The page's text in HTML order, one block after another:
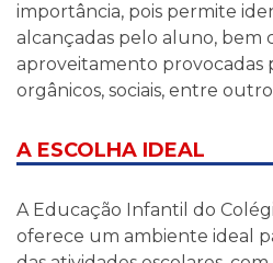
importância, pois permite
alcançadas pelo aluno, bem
aproveitamento provocadas
orgânicos, sociais, entre
A ESCOLHA IDEAL
A Educação Infantil do
oferece um ambiente ideal